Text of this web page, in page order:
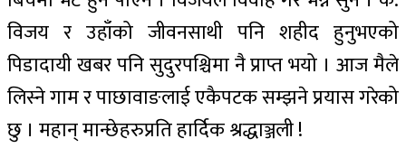
विजय र उहाँको जीवनसाथी पनि शहीद हुनुभएको
पिडादायी खबर पनि सुदुरपश्चिमा नै प्राप्त भयो । आज मैले
लिस्ने गाम र पाछावाङलाई एकैपटक सम्झने प्रयास गरेको
छु । महान् मान्छेहरुप्रति हार्दिक श्रद्धाञ्जली !